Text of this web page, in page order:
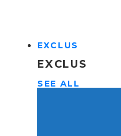
EXCLUS
EXCLUS
SEE ALL